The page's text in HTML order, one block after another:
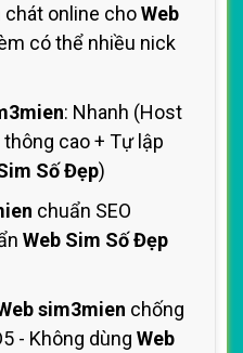
online choWeb
có thể nhiều nick
: Nhanh (Host
thông cao + Tự lập
Số Đẹp)
chuẩn SEO
Web Sim Số Đẹp
sim3mien chống
- Không dùng Web